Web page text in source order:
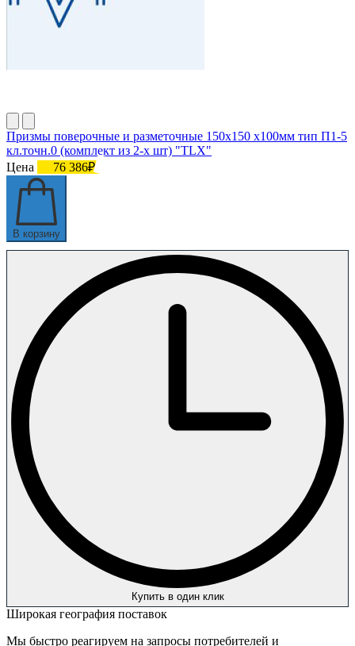
Призмы поверочные и разметочные 150х150 х100мм тип П1-5
кл.точн.0 (комплект из 2-х шт) "TLX"
Цена
76 386₽
В корзину
Купить в один клик
Широкая география поставок
Мы быстро реагируем на запросы потребителей и